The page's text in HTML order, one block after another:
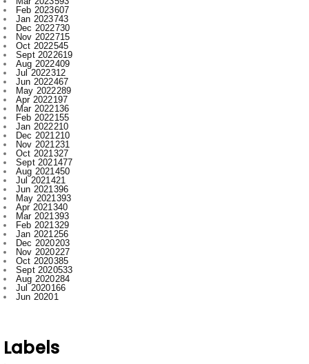
Oct 2022545
Sept 2022619
Aug 2022409
Jul 2022312
Jun 2022467
May 2022289
Apr 2022197
Mar 2022136
Feb 2022155
Jan 2022210
Dec 2021210
Nov 2021231
Oct 2021327
Sept 2021477
Aug 2021450
Jul 2021421
Jun 2021396
May 2021393
Apr 2021340
Mar 2021393
Feb 2021329
Jan 2021256
Dec 2020203
Nov 2020227
Oct 2020385
Sept 2020533
Aug 2020284
Jul 2020166
Jun 20201
Ambagarh
Ambagarh Chauki